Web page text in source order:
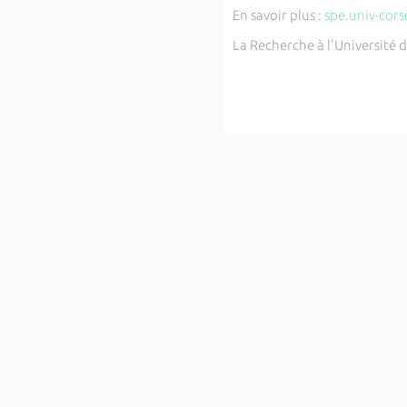
En savoir plus :spe.univ-
La Recherche à l'Université